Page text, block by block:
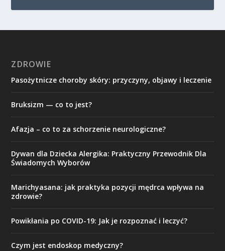
ZDROWIE
Pasożytnicze choroby skóry: przyczyny, objawy i leczenie
Bruksizm — co to jest?
Afazja – co to za schorzenie neurologiczne?
Dywan dla Dziecka Alergika: Praktyczny Przewodnik Dla
Świadomych Wyborów
Marichyasana: jak praktyka pozycji mędrca wpływa na
zdrowie?
Powikłania po COVID-19: Jak je rozpoznać i leczyć?
Czym jest endoskop medyczny?